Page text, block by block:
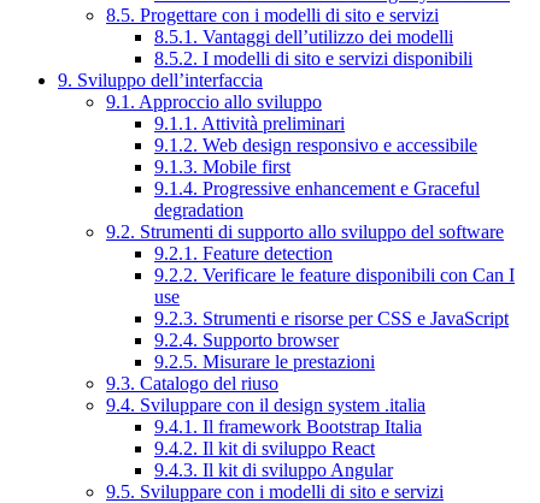
8.5. Progettare con i modelli di sito e servizi
8.5.1. Vantaggi dell’utilizzo dei modelli
8.5.2. I modelli di sito e servizi disponibili
9. Sviluppo dell’interfaccia
9.1. Approccio allo sviluppo
9.1.1. Attività preliminari
9.1.2. Web design responsivo e accessibile
9.1.3. Mobile first
9.1.4. Progressive enhancement e Graceful
degradation
9.2. Strumenti di supporto allo sviluppo del software
9.2.1. Feature detection
9.2.2. Verificare le feature disponibili con Can I
use
9.2.3. Strumenti e risorse per CSS e JavaScript
9.2.4. Supporto browser
9.2.5. Misurare le prestazioni
9.3. Catalogo del riuso
9.4. Sviluppare con il design system .italia
9.4.1. Il framework Bootstrap Italia
9.4.2. Il kit di sviluppo React
9.4.3. Il kit di sviluppo Angular
9.5. Sviluppare con i modelli di sito e servizi